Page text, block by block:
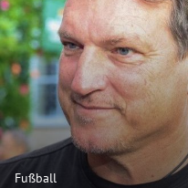
Fußball